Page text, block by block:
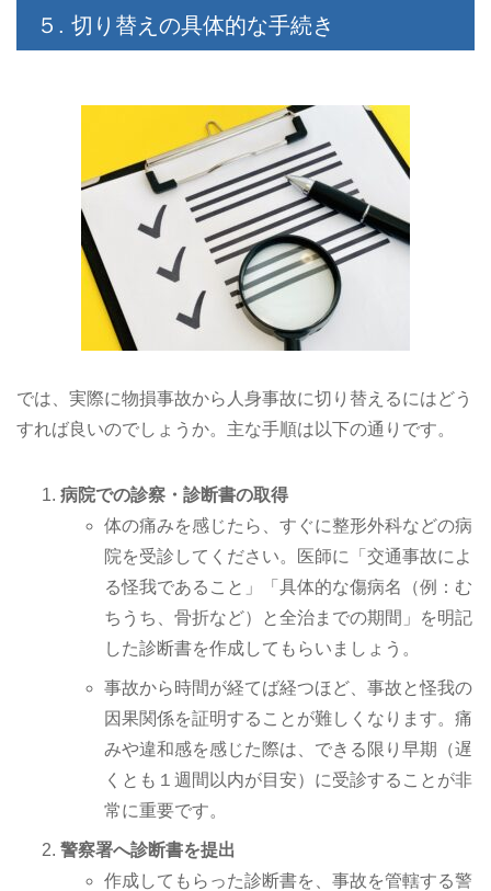
５. 切り替えの具体的な手続き
では、実際に物損事故から人身事故に切り替えるにはどう
すれば良いのでしょうか。主な手順は以下の通りです。
病院での診察・診断書の取得
体の痛みを感じたら、すぐに整形外科などの病
院を受診してください。医師に「交通事故によ
る怪我であること」「具体的な傷病名（例：む
ちうち、骨折など）と全治までの期間」を明記
した診断書を作成してもらいましょう。
事故から時間が経てば経つほど、事故と怪我の
因果関係を証明することが難しくなります。痛
みや違和感を感じた際は、できる限り早期（遅
くとも１週間以内が目安）に受診することが非
常に重要です。
警察署へ診断書を提出
作成してもらった診断書を、事故を管轄する警